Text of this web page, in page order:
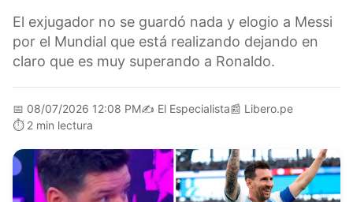
El exjugador no se guardó nada y elogio a Messi
por el Mundial que está realizando dejando en
claro que es muy superando a Ronaldo.
📅 08/07/2026 12:08 PM✍️ El Especialista📰 Libero.pe
⏱️ 2 min lectura